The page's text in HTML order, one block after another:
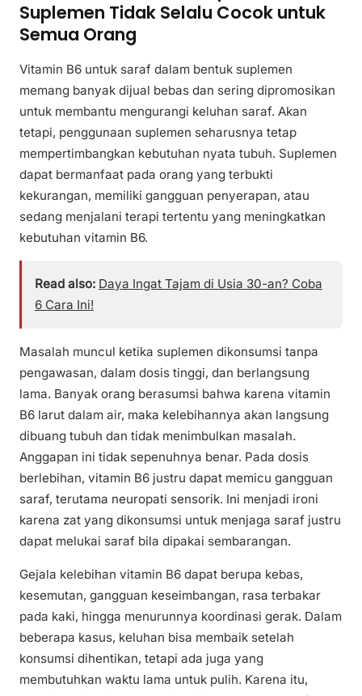
Suplemen Tidak Selalu Cocok untuk
Semua Orang
Vitamin B6 untuk saraf dalam bentuk suplemen
memang banyak dijual bebas dan sering dipromosikan
untuk membantu mengurangi keluhan saraf. Akan
tetapi, penggunaan suplemen seharusnya tetap
mempertimbangkan kebutuhan nyata tubuh. Suplemen
dapat bermanfaat pada orang yang terbukti
kekurangan, memiliki gangguan penyerapan, atau
sedang menjalani terapi tertentu yang meningkatkan
kebutuhan vitamin B6.
Read also: Daya Ingat Tajam di Usia 30-an? Coba
6 Cara Ini!
Masalah muncul ketika suplemen dikonsumsi tanpa
pengawasan, dalam dosis tinggi, dan berlangsung
lama. Banyak orang berasumsi bahwa karena vitamin
B6 larut dalam air, maka kelebihannya akan langsung
dibuang tubuh dan tidak menimbulkan masalah.
Anggapan ini tidak sepenuhnya benar. Pada dosis
berlebihan, vitamin B6 justru dapat memicu gangguan
saraf, terutama neuropati sensorik. Ini menjadi ironi
karena zat yang dikonsumsi untuk menjaga saraf justru
dapat melukai saraf bila dipakai sembarangan.
Gejala kelebihan vitamin B6 dapat berupa kebas,
kesemutan, gangguan keseimbangan, rasa terbakar
pada kaki, hingga menurunnya koordinasi gerak. Dalam
beberapa kasus, keluhan bisa membaik setelah
konsumsi dihentikan, tetapi ada juga yang
membutuhkan waktu lama untuk pulih. Karena itu,